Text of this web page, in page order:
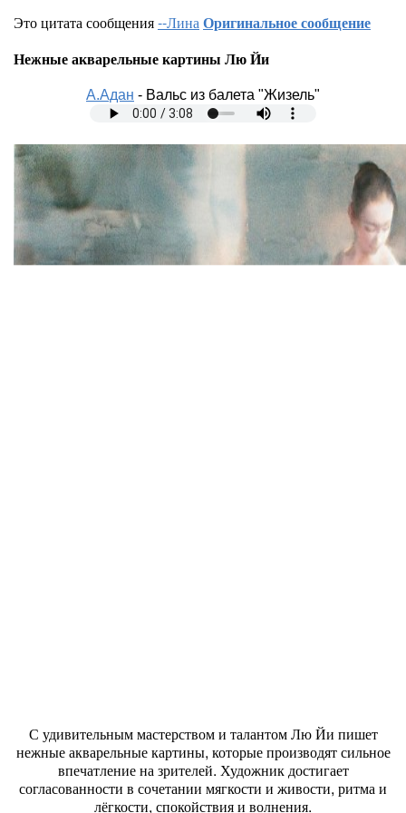
Это цитата сообщения--ЛинаОригинальное сообщение
Нежные акварельные картины Лю Йи
А.Адан - Вальс из балета "Жизель"
С удивительным мастерством и талантом Лю Йи пишет
нежные акварельные картины, которые производят сильное
впечатление на зрителей. Художник достигает
согласованности в сочетании мягкости и живости, ритма и
лёгкости, спокойствия и волнения.